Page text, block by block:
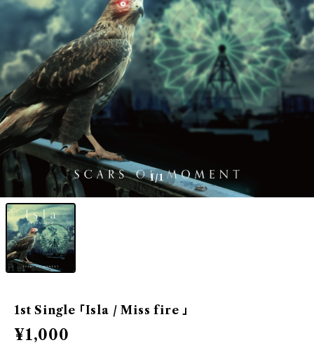
1/1
1st Single 「Isla / Miss fire 」
¥1,000